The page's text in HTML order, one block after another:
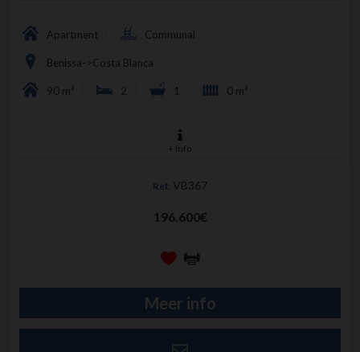
Apartment Communal
Benissa->Costa Blanca
90 m² 2 1 0 m²
+ Info
Ref. VB367
196.600€
Meer info